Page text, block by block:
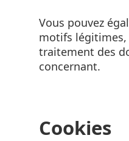
Vous pouvez
motifs légitimes,
traitement des
concernant.
Cookies